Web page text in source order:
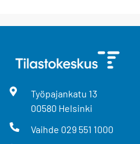
Työpajankatu 13
00580 Helsinki
Vaihde 029 551 1000